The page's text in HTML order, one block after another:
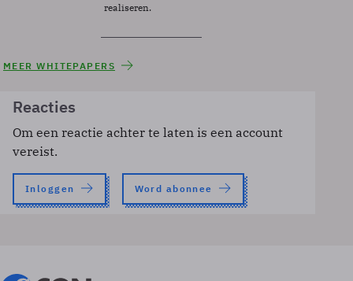
realiseren.
MEER WHITEPAPERS
Reacties
Om een reactie achter te laten is een account
vereist.
Inloggen Word abonnee